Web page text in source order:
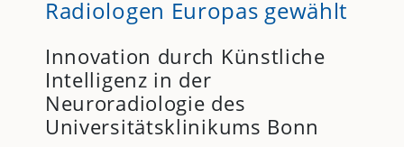
Radiologen Europas gewählt
Innovation durch Künstliche
Intelligenz in der
Neuroradiologie des
Universitätsklinikums Bonn